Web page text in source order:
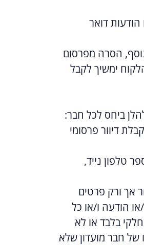
הודעות דואר
הסרה מפרסום
ימשיך לקבל
ביחס לכל חבר:
דיוור פרסומי
טלפון נייד,
אך ורק פרטים
הודעה ו/או כל
בלבד או לא
של חבר מועדון שלא